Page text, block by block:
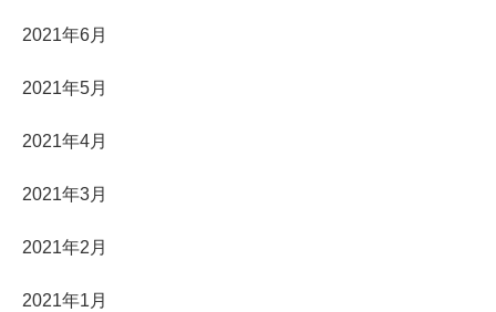
2021年6月
2021年5月
2021年4月
2021年3月
2021年2月
2021年1月